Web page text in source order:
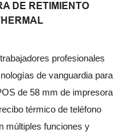
DE RETIMIENTO
profesionales
de vanguardia para
de 58 mm de impresora
térmico de teléfono
múltiples funciones y